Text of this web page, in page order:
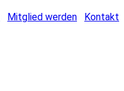
Mitglied werden Kontakt